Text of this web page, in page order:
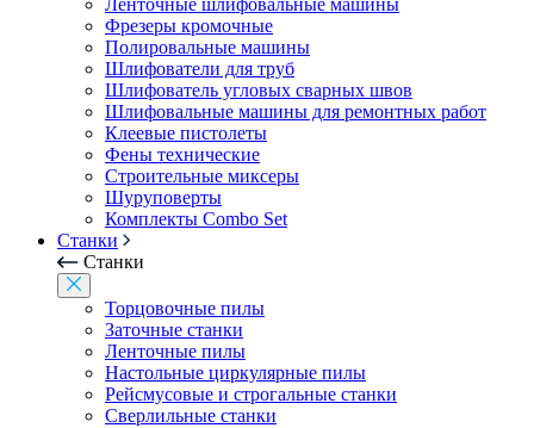
Ленточные шлифовальные машины
Фрезеры кромочные
Полировальные машины
Шлифователи для труб
Шлифователь угловых сварных швов
Шлифовальные машины для ремонтных работ
Клеевые пистолеты
Фены технические
Строительные миксеры
Шуруповерты
Комплекты Combo Set
Станки
Станки
Торцовочные пилы
Заточные станки
Ленточные пилы
Настольные циркулярные пилы
Рейсмусовые и строгальные станки
Сверлильные станки